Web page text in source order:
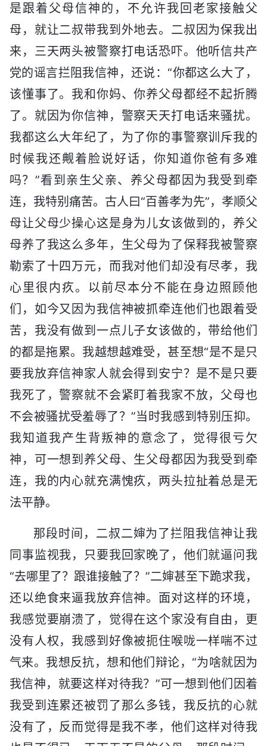
是跟着父母信神的，不允许我回老家接触父
母，就让二叔带我到外地去。二叔因为保我出
来，三天两头被警察打电话恐吓。他听信共产
党的谣言拦阻我信神，还说：“你都这么大了，
该懂事了。我和你妈、你养父母都经不起折腾
了。就因为你信神，警察天天打电话来骚扰。
我都这么大年纪了，为了你的事警察训斥我的
时候我还觍着脸说好话，你知道你爸有多难
吗？”看到亲生父亲、养父母都因为我受到牵
连，我特别痛苦。古人曰“百善孝为先”，孝顺父
母让父母少操心这是身为儿女该做到的，养父
母养了我这么多年，生父母为了保释我被警察
勒索了十四万元，而我对他们却没有尽孝，我
心里很内疚。以前尽本分不能在身边照顾他
们，如今又因为我信神被抓牵连他们也跟着受
苦，我没有做到一点儿子女该做的，带给他们
的都是拖累。我越想越难受，甚至想“是不是只
要我放弃信神家人就会得到安宁？是不是只要
我死了，警察就不会紧盯着我家不放，父母也
不会被骚扰受羞辱了？”当时我感到特别压抑。
我知道我产生背叛神的意念了，觉得很亏欠
神，可一想到养父母、生父母都因为我受到牵
连，我的内心就充满愧疚，两头拉扯着总是无
法平静。
那段时间，二叔二婶为了拦阻我信神让我
同事监视我，只要我回家晚了，他们就逼问我
“去哪里了？跟谁接触了？”二婶甚至下跪求我，
还以绝食来逼我放弃信神。面对这样的环境，
我感觉要崩溃了，觉得在这个家没有自由，更
没有人权，我感到好像被扼住喉咙一样喘不过
气来。我想反抗，想和他们辩论，“为啥就因为
我信神，就要这样对待我？”可一想到他们因着
我受到连累还被罚了那么多钱，我反抗的心就
没有了，反而觉得是我不孝，他们这样对待我